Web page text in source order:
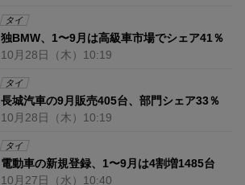
タイ
独BMW、1〜9月は高級車市場でシェア41％
10月28日 （木） 10:19
タイ
長城汽車の9月販売405台、部門シェア33％
10月28日 （木） 10:19
タイ
電動車の新規登録、1〜9月は4割増1485台
10月27日 （水） 10:40